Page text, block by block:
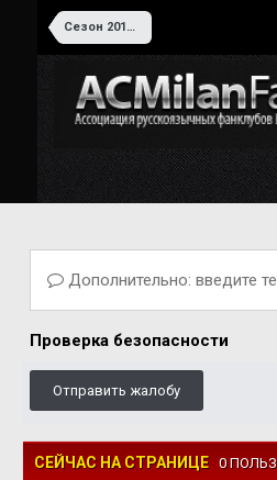
Сезон 2017-2018
Дополнительно: введите
Проверка безопасности
Отправить жалобу
СЕЙЧАС НА СТРАНИЦЕ 0